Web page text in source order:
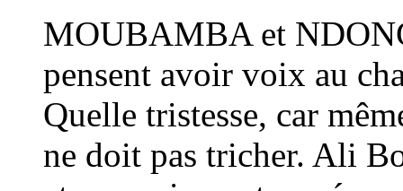
MOUBAMBA et
pensent avoir voix au
Quelle tristesse, car
ne doit pas tricher. Ali